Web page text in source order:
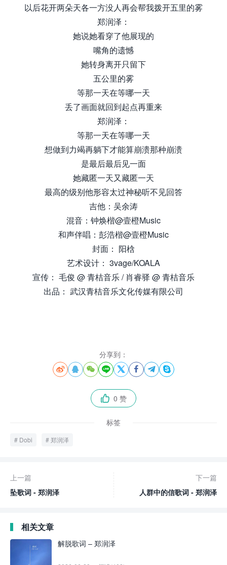
以后花开两朵天各一方没人再会帮我拨开五里的雾
郑润泽：
她说她看穿了他展现的
嘴角的遗憾
她转身离开只留下
五公里的雾
等那一天在等哪一天
丢了画面就回到起点再重来
郑润泽：
等那一天在等哪一天
想做到力竭再躺下才能算崩溃那种崩溃
是最后最后见一面
她藏匿一天又藏匿一天
最高的级别他形容太过神秘听不见回答
吉他：吴余涛
混音：钟焕楷@壹橙Music
和声伴唱：彭浩楷@壹橙Music
封面： 阳梒
艺术设计： 3vage/KOALA
宣传： 毛俊 @ 青桔音乐 / 肖睿驿 @ 青桔音乐
出品： 武汉青桔音乐文化传媒有限公司
分享到：
       
 0 赞
标签
Dobi 郑润泽
上一篇
坠歌词 - 郑润泽
下一篇
人群中的信歌词 - 郑润泽
相关文章
解脱歌词 – 郑润泽